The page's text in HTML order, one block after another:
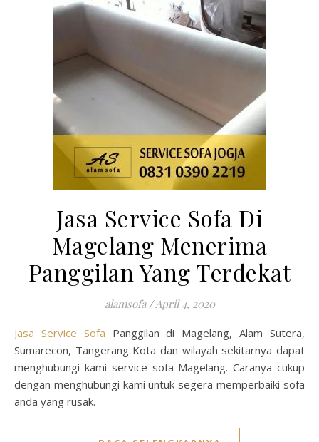
Jasa Service Sofa Di
Magelang Menerima
Panggilan Yang Terdekat
alamsofa /April 4, 2020
Jasa Service Sofa Panggilan di Magelang, Alam Sutera,
Sumarecon, Tangerang Kota dan wilayah sekitarnya dapat
menghubungi kami service sofa Magelang. Caranya cukup
dengan menghubungi kami untuk segera memperbaiki sofa
anda yang rusak.